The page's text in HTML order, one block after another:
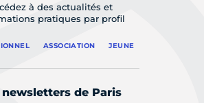
à des actualités et
pratiques par profil
ASSOCIATION JEUNE
newsletters de Paris